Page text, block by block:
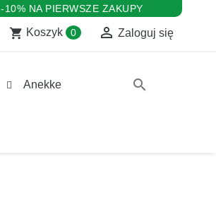
-10% NA PIERWSZE ZAKUPY
shopping_cart Koszyk 0  Zaloguj się
Anekke search